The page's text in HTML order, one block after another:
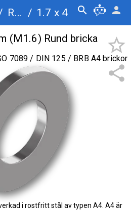
Rund bricka / 1.7 x 4 search person
share
star_border
(M1.6) Rund bricka
7089 / DIN 125 / BRB A4 brickor
i rostfritt stål av typen A4. A4 är